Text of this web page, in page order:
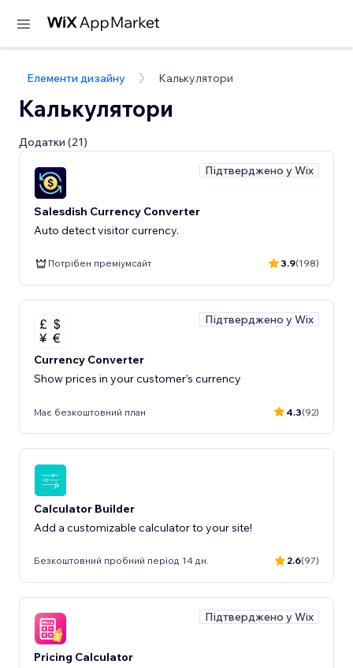
Елементи дизайну Калькулятори
Калькулятори
Додатки (21)
Підтверджено у Wix
Salesdish Currency Converter
Auto detect visitor currency.
Потрібен преміумсайт 3.9(198)
Підтверджено у Wix
Currency Converter
Show prices in your customer’s currency
Має безкоштовний план 4.3(92)
Calculator Builder
Add a customizable calculator to your site!
Безкоштовний пробний період 14 дн. 2.6(97)
Підтверджено у Wix
Pricing Calculator